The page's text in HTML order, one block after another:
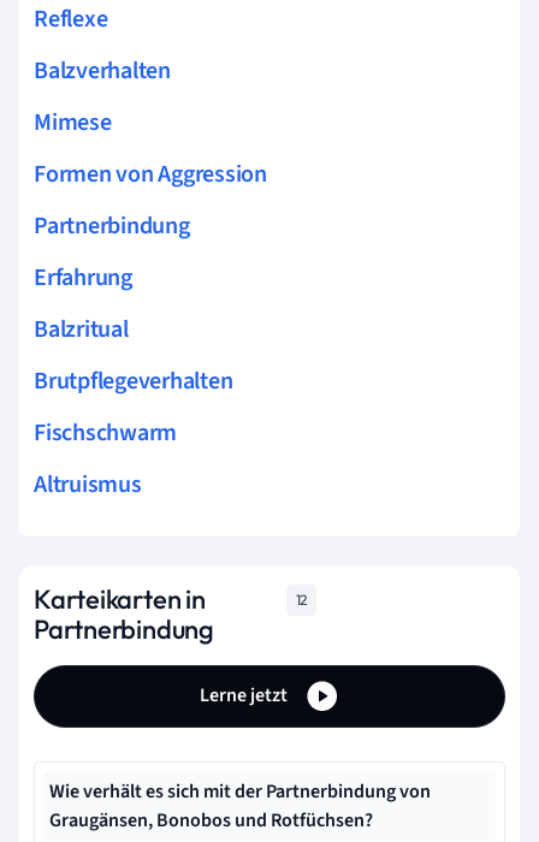
Reflexe
Balzverhalten
Mimese
Formen von Aggression
Partnerbindung
Erfahrung
Balzritual
Brutpflegeverhalten
Fischschwarm
Altruismus
Karteikarten in
Partnerbindung
12
Lerne jetzt
Wie verhält es sich mit der Partnerbindung von
Graugänsen, Bonobos und Rotfüchsen?